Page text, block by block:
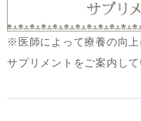
※医師によって療養の向上
サプリメントをご案内して